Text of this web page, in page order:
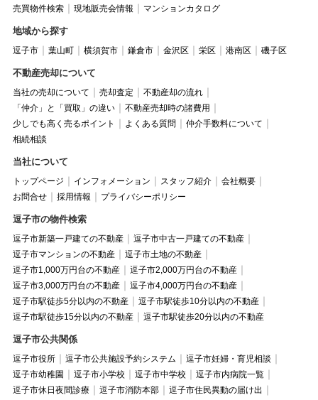
売買物件検索 現地販売会情報 マンションカタログ
地域から探す
逗子市 葉山町 横須賀市 鎌倉市 金沢区 栄区 港南区 磯子区
不動産売却について
当社の売却について 売却査定
不動産却の流れ
「仲介」と「買取」の違い
不動産売却時の諸費用
少しでも高く売るポイント
よくある質問
仲介手数料について
相続相談
当社について
トップページ インフォメーション スタッフ紹介
会社概要
お問合せ
採用情報 プライバシーポリシー
逗子市の物件検索
逗子市新築一戸建ての不動産
逗子市中古一戸建ての不動産
逗子市マンションの不動産
逗子市土地の不動産
逗子市1,000万円台の不動産
逗子市2,000万円台の不動産
逗子市3,000万円台の不動産
逗子市4,000万円台の不動産
逗子市駅徒歩5分以内の不動産
逗子市駅徒歩10分以内の不動産
逗子市駅徒歩15分以内の不動産
逗子市駅徒歩20分以内の不動産
逗子市公共関係
逗子市役所 逗子市公共施設予約システム
逗子市妊婦・育児相談
逗子市幼稚園
逗子市小学校 逗子市中学校
逗子市内病院一覧
逗子市休日夜間診療
逗子市消防本部
逗子市住民異動の届け出